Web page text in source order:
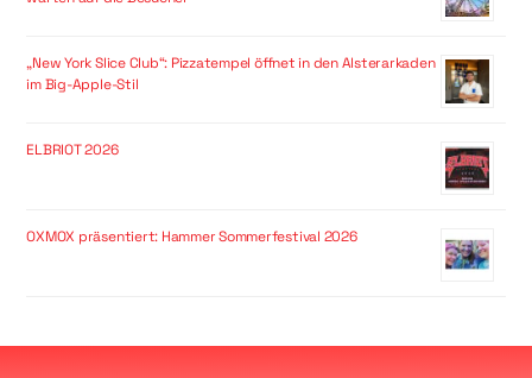
„New York Slice Club“: Pizzatempel öffnet in den Alsterarkaden
im Big-Apple-Stil
ELBRIOT 2026
OXMOX präsentiert: Hammer Sommerfestival 2026